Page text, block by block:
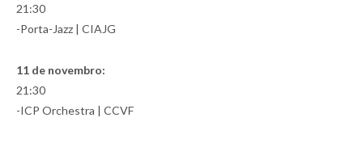
21:30
-Porta-Jazz | CIAJG
11 de novembro:
21:30
-ICP Orchestra | CCVF